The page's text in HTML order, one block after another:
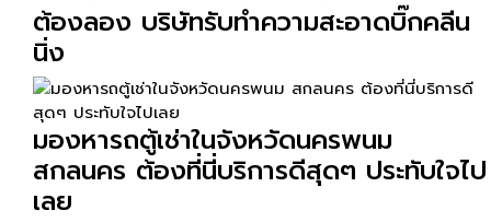
ต้องลอง บริษัทรับทำความสะอาดบิ๊กคลีน
นิ่ง
มองหารถตู้เช่าในจังหวัดนครพนม
สกลนคร ต้องที่นี่บริการดีสุดๆ ประทับใจไป
เลย